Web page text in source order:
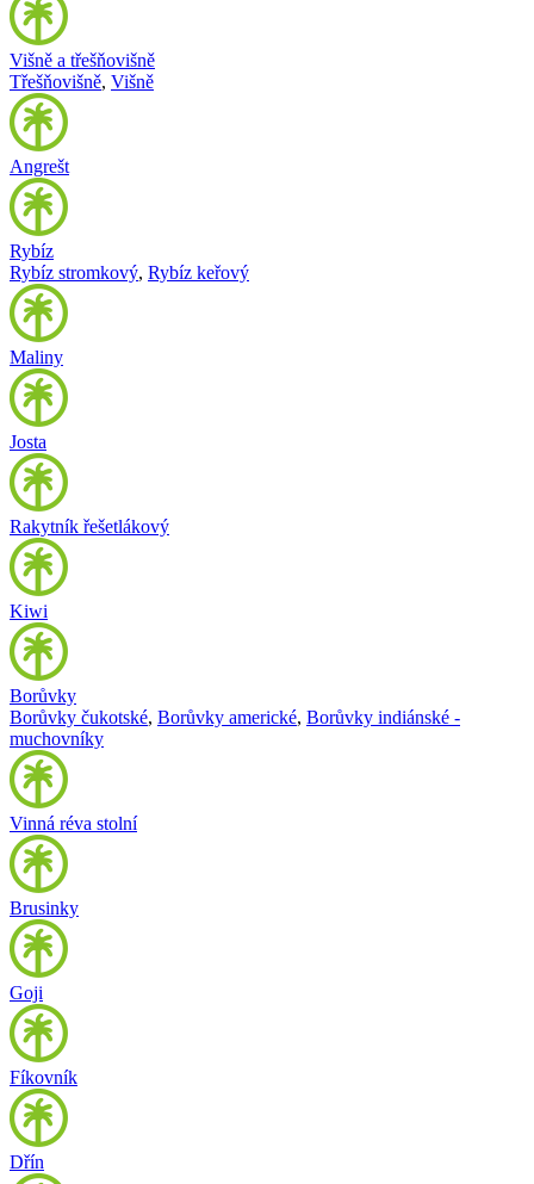
Višně a třešňovišně
Třešňovišně, Višně
Angrešt
Rybíz
Rybíz stromkový, Rybíz keřový
Maliny
Josta
Rakytník řešetlákový
Kiwi
Borůvky
Borůvky čukotské, Borůvky americké, Borůvky indiánské -
muchovníky
Vinná réva stolní
Brusinky
Goji
Fíkovník
Dřín